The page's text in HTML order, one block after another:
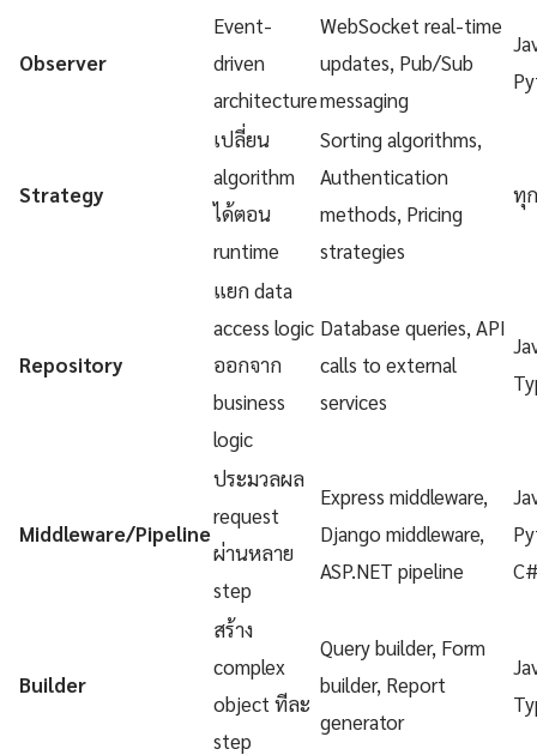
Observer
Event-
driven
architecture
WebSocket real-time
updates, Pub/Sub
messaging
Strategy
เปลี่ยน
algorithm
ได้ตอน
runtime
Sorting algorithms,
Authentication
methods, Pricing
strategies
ทุ
Repository
แยก data
access logic
ออกจาก
business
logic
Database queries, API
calls to external
services
Middleware/Pipeline
ประมวลผล
request
ผ่านหลาย
step
Express middleware,
Django middleware,
ASP.NET pipeline
Builder
สร้าง
complex
object ทีละ
step
Query builder, Form
builder, Report
generator